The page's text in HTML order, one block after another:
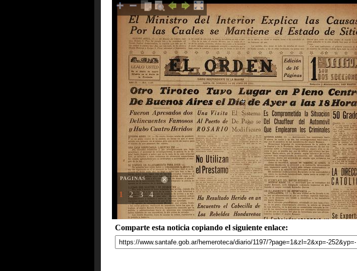
PAGINAS
1 2 3 4
Comparte esta noticia copiando el siguiente enlace: